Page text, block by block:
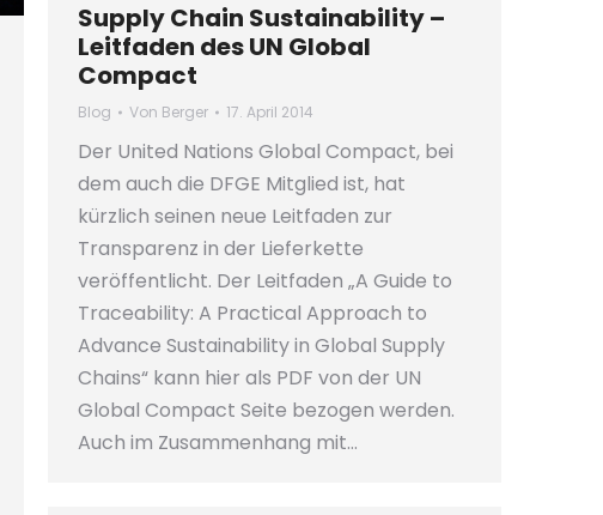
Supply Chain Sustainability –
Leitfaden des UN Global
Compact
Blog Von Berger 17. April 2014
Der United Nations Global Compact, bei
dem auch die DFGE Mitglied ist, hat
kürzlich seinen neue Leitfaden zur
Transparenz in der Lieferkette
veröffentlicht. Der Leitfaden „A Guide to
Traceability: A Practical Approach to
Advance Sustainability in Global Supply
Chains“ kann hier als PDF von der UN
Global Compact Seite bezogen werden.
Auch im Zusammenhang mit…